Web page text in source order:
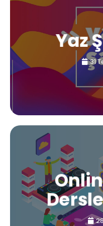
Yaz
31